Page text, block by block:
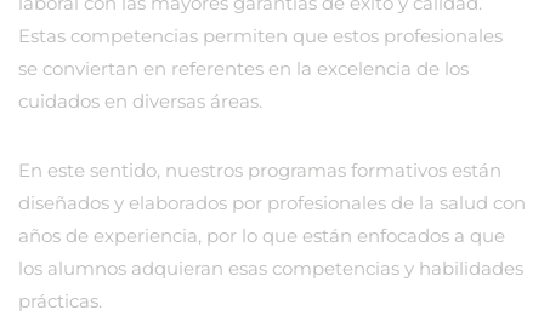
Estas competencias permiten que estos profesionales
se conviertan en referentes en la excelencia de los
cuidados en diversas áreas.
En este sentido, nuestros programas formativos están
diseñados y elaborados por profesionales de la salud con
años de experiencia, por lo que están enfocados a que
los alumnos adquieran esas competencias y habilidades
prácticas.